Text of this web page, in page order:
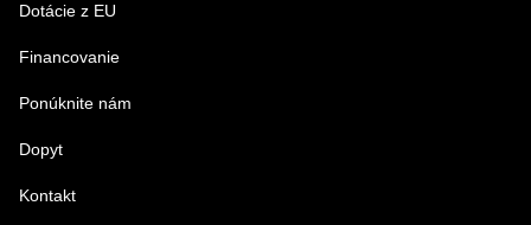
VAŠA OTÁZKA K PRODUKTU
Dotácie z EU
Financovanie
Ponúknite nám
Dopyt
Kontakt